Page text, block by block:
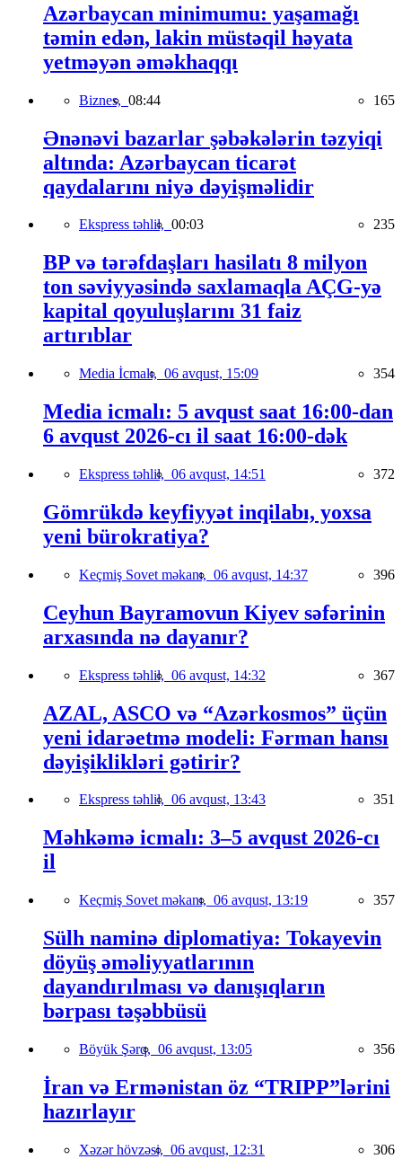
Azərbaycan minimumu: yaşamağı
təmin edən, lakin müstəqil həyata
yetməyən əməkhaqqı
Biznes, 08:44 165
Ənənəvi bazarlar şəbəkələrin təzyiqi
altında: Azərbaycan ticarət
qaydalarını niyə dəyişməlidir
Ekspress təhlil, 00:03 235
BP və tərəfdaşları hasilatı 8 milyon
ton səviyyəsində saxlamaqla AÇG-yə
kapital qoyuluşlarını 31 faiz
artırıblar
Media İcmalı, 06 avqust, 15:09 354
Media icmalı: 5 avqust saat 16:00-dan
6 avqust 2026-cı il saat 16:00-dək
Ekspress təhlil, 06 avqust, 14:51 372
Gömrükdə keyfiyyət inqilabı, yoxsa
yeni bürokratiya?
Keçmiş Sovet məkanı, 06 avqust, 14:37 396
Ceyhun Bayramovun Kiyev səfərinin
arxasında nə dayanır?
Ekspress təhlil, 06 avqust, 14:32 367
AZAL, ASCO və “Azərkosmos” üçün
yeni idarəetmə modeli: Fərman hansı
dəyişiklikləri gətirir?
Ekspress təhlil, 06 avqust, 13:43 351
Məhkəmə icmalı: 3–5 avqust 2026-cı
il
Keçmiş Sovet məkanı, 06 avqust, 13:19 357
Sülh naminə diplomatiya: Tokayevin
döyüş əməliyyatlarının
dayandırılması və danışıqların
bərpası təşəbbüsü
Böyük Şərq, 06 avqust, 13:05 356
İran və Ermənistan öz “TRIPP”lərini
hazırlayır
Xəzər hövzəsi, 06 avqust, 12:31 306